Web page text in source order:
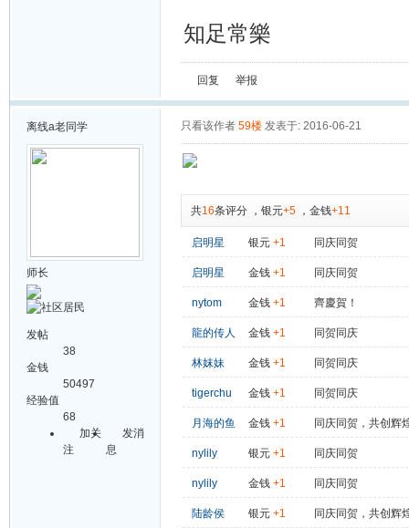
知足常樂
回复 举报
离线a老同学
师长
发帖
38
金钱
50497
经验值
68
加关
注
发消
息
只看该作者 59楼 发表于: 2016-06-21
共16条评分 ， 银元+5 ， 金钱+11
启明星 银元 +1 同庆同贺
启明星 金钱 +1 同庆同贺
nytom 金钱 +1 齊慶賀！
龍的传人 金钱 +1 同贺同庆
林妺妹 金钱 +1 同贺同庆
tigerchu 金钱 +1 同贺同庆
月海的鱼 金钱 +1 同庆同贺，共创辉
nylily 银元 +1 同庆同贺
nylily 金钱 +1 同庆同贺
陆龄侯 银元 +1
同庆同贺，共创辉